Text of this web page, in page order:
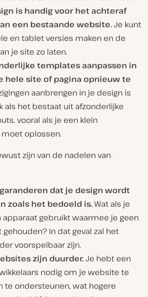
is handig voor het achteraf
een bestaande website.Je kunt
en tablet versies maken en de
je site zo laten.
templates aanpassen in
hele site of pagina opnieuw te
aanbrengen in je design is
als het bestaat uit afzonderlijke
vooral als je een klein
oplossen.
zijn van de nadelen van
dat je design wordt
zoals het bedoeld is.Wat als je
apparaat gebruikt waarmee je geen
In dat geval zal het
voorspelbaar zijn.
zijn duurder.Je hebt een
nodig om je website te
te ondersteunen, wat hogere